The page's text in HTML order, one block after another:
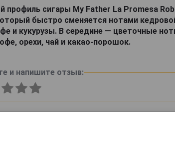
профиль сигары My Father La Promesa
быстро сменяется нотами
и кукурузы. В середине — цветочные
орехи, чай и какао-порошок.
и напишите отзыв: